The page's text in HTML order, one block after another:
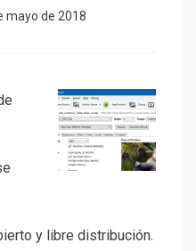
mayo de 2018
y libre distribución.